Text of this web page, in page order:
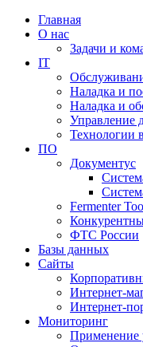
Главная
О нас
Задачи и
IT
Наладка и
Наладка и
Управление
Технологии
ПО
Документус
Fermenter
ФТС России
Базы данных
Сайты
Интернет-
Интернет-
Мониторинг